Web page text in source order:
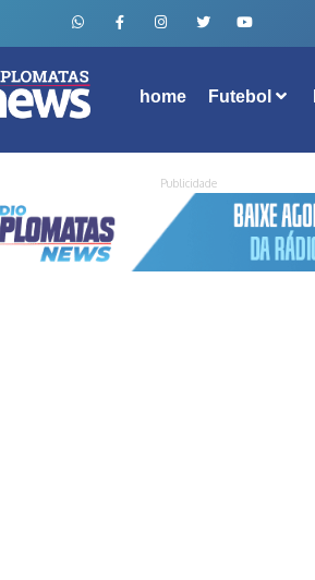
home Futebol
Publicidade